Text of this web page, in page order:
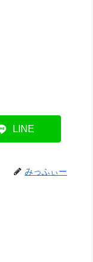
LINE
みっふぃー